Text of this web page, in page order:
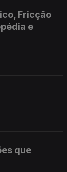
Fricção
e
que